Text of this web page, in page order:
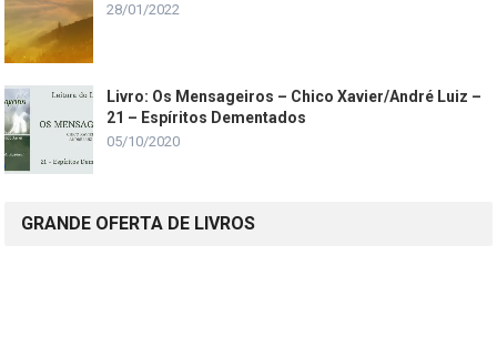
28/01/2022
Livro: Os Mensageiros – Chico Xavier/André Luiz –
21 – Espíritos Dementados
05/10/2020
GRANDE OFERTA DE LIVROS